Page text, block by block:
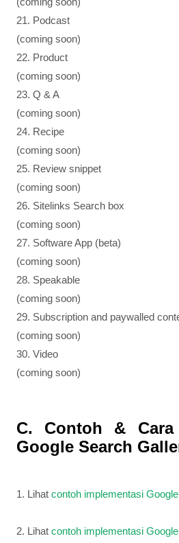
21. Podcast
(coming soon)
22. Product
(coming soon)
23. Q & A
(coming soon)
24. Recipe
(coming soon)
25. Review snippet
(coming soon)
26. Sitelinks Search box
(coming soon)
27. Software App (beta)
(coming soon)
28. Speakable
(coming soon)
29. Subscription and paywalled
(coming soon)
30. Video
(coming soon)
C. Contoh & Cara
Google Search
1. Lihat contoh implementasi
2. Lihat contoh implementasi